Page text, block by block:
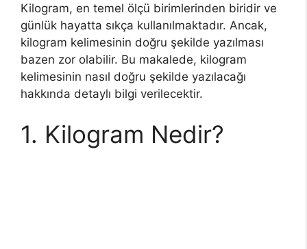
Kilogram, en temel ölçü birimlerinden biridir ve
günlük hayatta sıkça kullanılmaktadır. Ancak,
kilogram kelimesinin doğru şekilde yazılması
bazen zor olabilir. Bu makalede, kilogram
kelimesinin nasıl doğru şekilde yazılacağı
hakkında detaylı bilgi verilecektir.
1. Kilogram Nedir?